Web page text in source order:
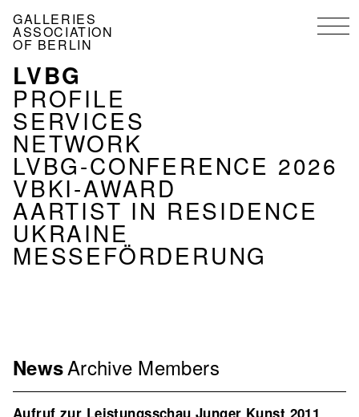
main
GALLERIES
ASSOCIATION
OF BERLIN
MENU
ASSOCIATION
EN
LVBG
PROFILE
SERVICES
NETWORK
LVBG-CONFERENCE 2026
VBKI-AWARD
AARTIST IN RESIDENCE
UKRAINE
MESSEFÖRDERUNG
Menu
Association
EN
NewsArchive Members
Aufruf zur Leistungsschau Junger Kunst 2011